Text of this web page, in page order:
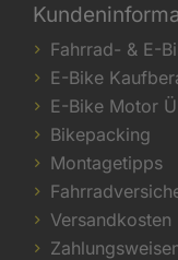
Fahrrad- & E-
E-Bike
E-Bike Motor
Bikepacking
Montagetipps
Versandkosten